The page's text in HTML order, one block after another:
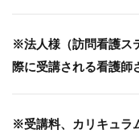
※法人様（訪問看護ス
際に受講される看護師
※受講料、カリキュラ